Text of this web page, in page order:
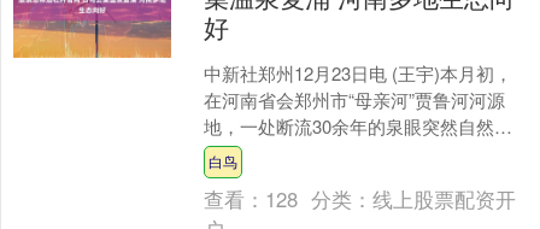
好
中新社郑州12月23日电 (王宇)本月初，
在河南省会郑州市“母亲河”贾鲁河河源
地，一处断流30余年的泉眼突然自然复
涌，成为网红打卡点。 这处泉眼位于郑
州市二七区....
白鸟
查看： 128 分类：线上股票配资开